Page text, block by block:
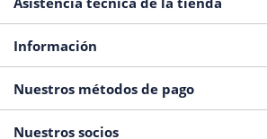
Información
Nuestros métodos de pago
Nuestros socios